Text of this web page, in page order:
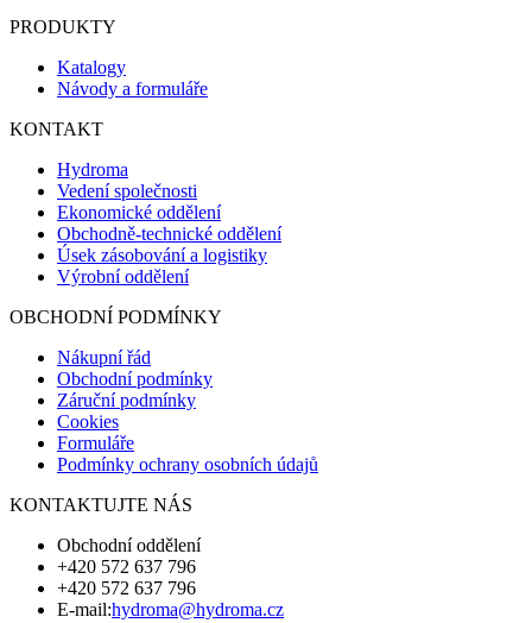
PRODUKTY
Katalogy
Návody a formuláře
KONTAKT
Hydroma
Vedení společnosti
Ekonomické oddělení
Obchodně-technické oddělení
Úsek zásobování a logistiky
Výrobní oddělení
OBCHODNÍ PODMÍNKY
Nákupní řád
Obchodní podmínky
Záruční podmínky
Cookies
Formuláře
Podmínky ochrany osobních údajů
KONTAKTUJTE NÁS
Obchodní oddělení
+420 572 637 796
+420 572 637 796
E-mail:hydroma@hydroma.cz